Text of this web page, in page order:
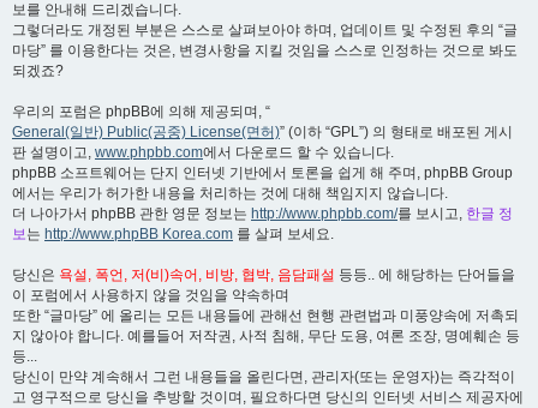
보를 안내해 드리겠습니다.
그렇더라도 개정된 부분은 스스로 살펴보아야 하며, 업데이트 및 수정된 후의 “글
마당” 를 이용한다는 것은, 변경사항을 지킬 것임을 스스로 인정하는 것으로 봐도
되겠죠?
우리의 포럼은 phpBB에 의해 제공되며, “
General(일반) Public(공중) License(면허)” (이하 “GPL”) 의 형태로 배포된 게시
판 설명이고, www.phpbb.com에서 다운로드 할 수 있습니다.
phpBB 소프트웨어는 단지 인터넷 기반에서 토론을 쉽게 해 주며, phpBB Group
에서는 우리가 허가한 내용을 처리하는 것에 대해 책임지지 않습니다.
더 나아가서 phpBB 관한 영문 정보는 http://www.phpbb.com/를 보시고, 한글 정
보는 http://www.phpBB Korea.com 를 살펴 보세요.
당신은 욕설, 폭언, 저(비)속어, 비방, 협박, 음담패설 등등.. 에 해당하는 단어들을
이 포럼에서 사용하지 않을 것임을 약속하며
또한 “글마당” 에 올리는 모든 내용들에 관해선 현행 관련법과 미풍양속에 저촉되
지 않아야 합니다. 예를들어 저작권, 사적 침해, 무단 도용, 여론 조장, 명예훼손 등
등...
당신이 만약 계속해서 그런 내용들을 올린다면, 관리자(또는 운영자)는 즉각적이
고 영구적으로 당신을 추방할 것이며, 필요하다면 당신의 인터넷 서비스 제공자에